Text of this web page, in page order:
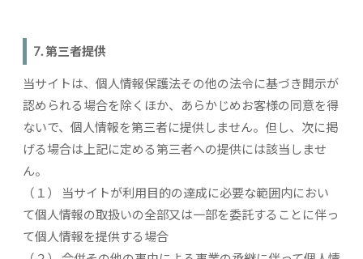
7. 第三者提供
当サイトは、個人情報保護法その他の法令に基づき開示が
認められる場合を除くほか、あらかじめお客様の同意を得
ないで、個人情報を第三者に提供しません。但し、次に掲
げる場合は上記に定める第三者への提供には該当しませ
ん。
（１） 当サイトが利用目的の達成に必要な範囲内におい
て個人情報の取扱いの全部又は一部を委託することに伴っ
て個人情報を提供する場合